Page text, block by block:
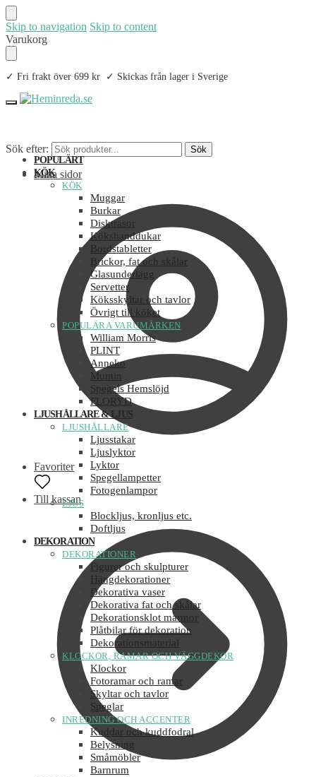
Skip to navigation Skip to content
Varukorg
✓ Fri frakt över 699 kr ✓ Skickas från lager i Sverige
Sök efter: Sök
Mina sidor
Favoriter
Till kassan
POPULÄRT
KÖK
KÖK
Muggar
Burkar
Disktrasor
Kökshanddukar
Bordstabletter
Brickor, fat och skålar
Glasunderlägg
Servetter
Köksskyltar och tavlor
Övrigt till köket
POPULÄRA VARUMÄRKEN
William Morris
PLINT
Anneko
Mumin
Spegels Hemslöjd
FLORYD
LJUSHÅLLARE & LJUS
LJUSHÅLLARE
Ljusstakar
Ljuslyktor
Lyktor
Spegellampetter
Fotogenlampor
LJUS
Blockljus, kronljus etc.
Doftljus
DEKORATION
DEKORATIONER
Figurer och skulpturer
Hängdekorationer
Dekorativa vaser
Dekorativa fat och skålar
Dekorationsklot marmor
Plåtbilar för dekoration
Dekorationsmaterial
KLOCKOR, RAMAR OCH VÄGGDEKOR
Klockor
Fotoramar och ramar
Skyltar och tavlor
Speglar
INREDNING OCH ACCENTER
Kuddar och kuddfodral
Belysning
Småmöbler
Barnrum